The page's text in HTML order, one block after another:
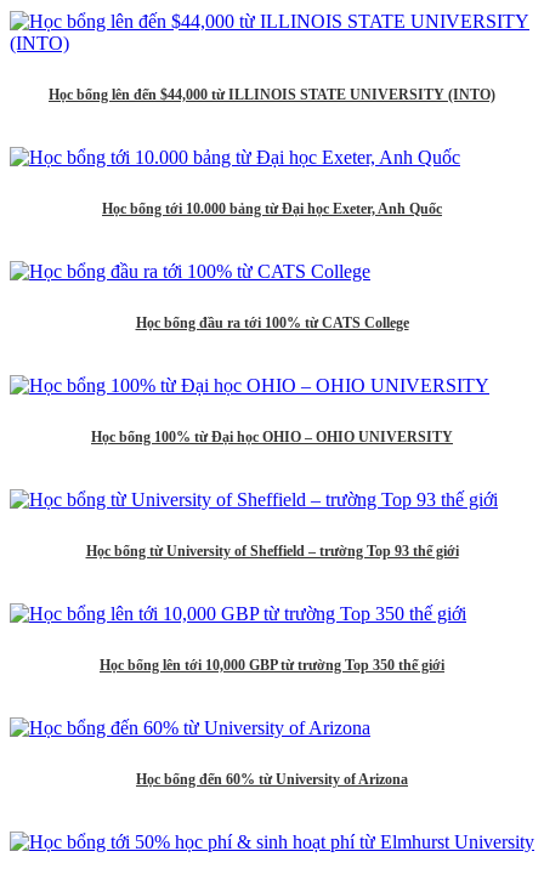
Học bổng lên đến $44,000 từ ILLINOIS STATE UNIVERSITY (INTO)
Học bổng tới 10.000 bảng từ Đại học Exeter, Anh Quốc
Học bổng đầu ra tới 100% từ CATS College
Học bổng 100% từ Đại học OHIO – OHIO UNIVERSITY
Học bổng từ University of Sheffield – trường Top 93 thế giới
Học bổng lên tới 10,000 GBP từ trường Top 350 thế giới
Học bổng đến 60% từ University of Arizona